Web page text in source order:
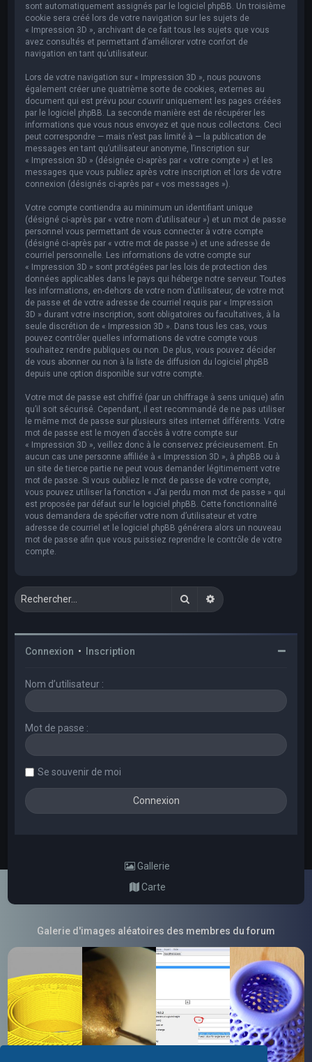
sont automatiquement assignés par le logiciel phpBB. Un troisième
cookie sera créé lors de votre navigation sur les sujets de
« Impression 3D », archivant de ce fait tous les sujets que vous
avez consultés et permettant d’améliorer votre confort de
navigation en tant qu’utilisateur.
Lors de votre navigation sur « Impression 3D », nous pouvons
également créer une quatrième sorte de cookies, externes au
document qui est prévu pour couvrir uniquement les pages créées
par le logiciel phpBB. La seconde manière est de récupérer les
informations que vous nous envoyez et que nous collectons. Ceci
peut correspondre — mais n’est pas limité à — la publication de
messages en tant qu’utilisateur anonyme, l’inscription sur
« Impression 3D » (désignée ci-après par « votre compte ») et les
messages que vous publiez après votre inscription et lors de votre
connexion (désignés ci-après par « vos messages »).
Votre compte contiendra au minimum un identifiant unique
(désigné ci-après par « votre nom d’utilisateur ») et un mot de passe
personnel vous permettant de vous connecter à votre compte
(désigné ci-après par « votre mot de passe ») et une adresse de
courriel personnelle. Les informations de votre compte sur
« Impression 3D » sont protégées par les lois de protection des
données applicables dans le pays qui héberge notre serveur. Toutes
les informations, en-dehors de votre nom d’utilisateur, de votre mot
de passe et de votre adresse de courriel requis par « Impression
3D » durant votre inscription, sont obligatoires ou facultatives, à la
seule discrétion de « Impression 3D ». Dans tous les cas, vous
pouvez contrôler quelles informations de votre compte vous
souhaitez rendre publiques ou non. De plus, vous pouvez décider
de vous abonner ou non à la liste de diffusion du logiciel phpBB
depuis une option disponible sur votre compte.
Votre mot de passe est chiffré (par un chiffrage à sens unique) afin
qu’il soit sécurisé. Cependant, il est recommandé de ne pas utiliser
le même mot de passe sur plusieurs sites internet différents. Votre
mot de passe est le moyen d’accès à votre compte sur
« Impression 3D », veillez donc à le conservez précieusement. En
aucun cas une personne affiliée à « Impression 3D », à phpBB ou à
un site de tierce partie ne peut vous demander légitimement votre
mot de passe. Si vous oubliez le mot de passe de votre compte,
vous pouvez utiliser la fonction « J’ai perdu mon mot de passe » qui
est proposée par défaut sur le logiciel phpBB. Cette fonctionnalité
vous demandera de spécifier votre nom d’utilisateur et votre
adresse de courriel et le logiciel phpBB générera alors un nouveau
mot de passe afin que vous puissiez reprendre le contrôle de votre
compte.
RechercherRecherche avancée
Connexion • Inscription
Nom d’utilisateur :
Mot de passe :
Se souvenir de moi
Gallerie
Carte
Galerie d'images aléatoires des membres du forum